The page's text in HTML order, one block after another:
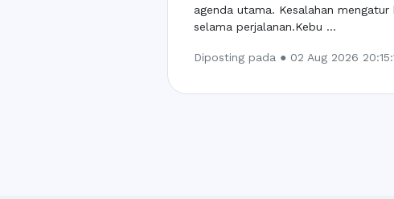
agenda utama. Kesalahan
selama perjalanan.Kebu ...
Diposting pada ● 02 Aug 2026